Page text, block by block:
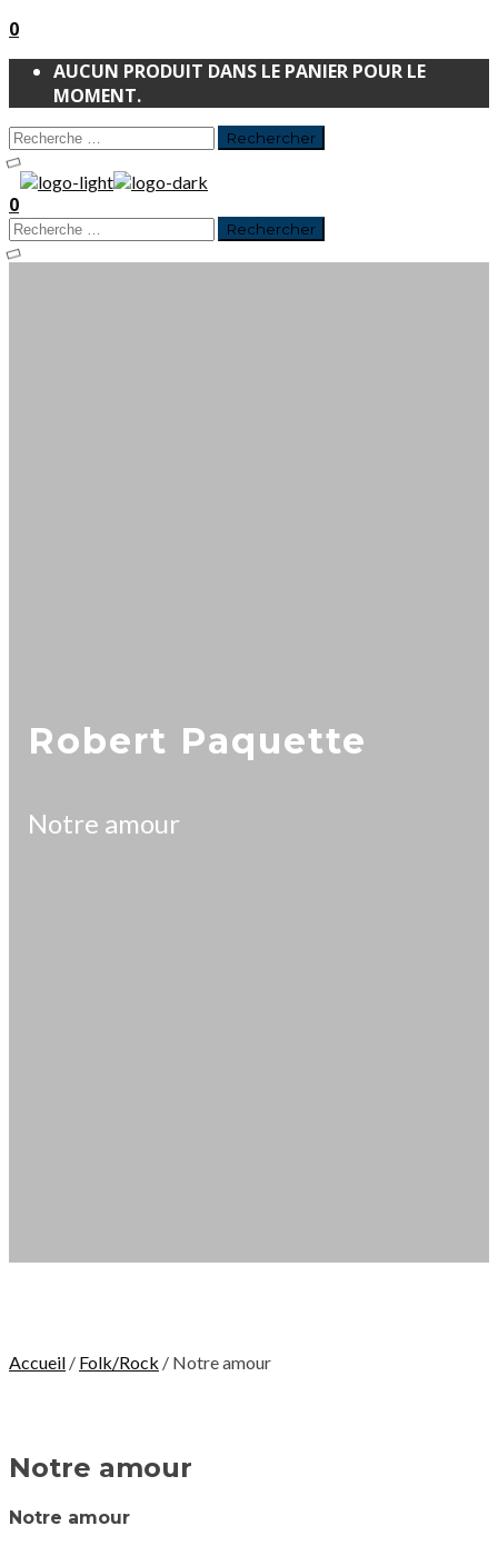
0
AUCUN PRODUIT DANS LE PANIER POUR LE
MOMENT.
0
Robert Paquette
Notre amour
Accueil / Folk/Rock / Notre amour
Notre amour
Notre amour